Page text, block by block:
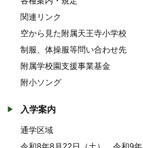
関連リンク
空から見た附属天王寺小学校
制服、体操服等問い合わせ先
附属学校園支援事業基金
附小ソング
入学案内
通学区域